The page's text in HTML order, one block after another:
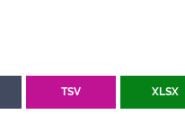
TSV XLSX